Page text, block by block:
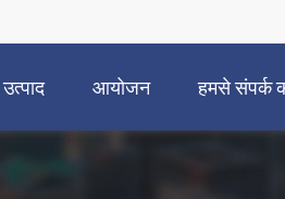
उत्पाद आयोजन हमसे संपर्क